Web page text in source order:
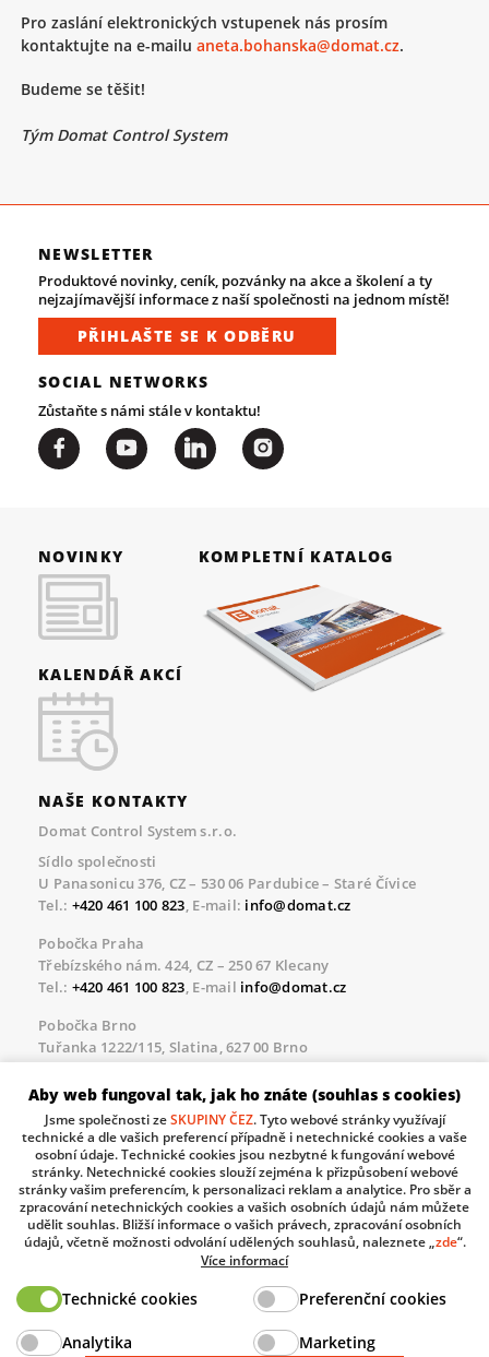
Pro zaslání elektronických vstupenek nás prosím
kontaktujte na e-mailu aneta.bohanska@domat.cz.
Budeme se těšit!
Tým Domat Control System
NEWSLETTER
Produktové novinky, ceník, pozvánky na akce a školení a ty
nejzajímavější informace z naší společnosti na jednom místě!
PŘIHLAŠTE SE K ODBĚRU
SOCIAL NETWORKS
Zůstaňte s námi stále v kontaktu!
NOVINKY
KALENDÁŘ AKCÍ
KOMPLETNÍ KATALOG
NAŠE KONTAKTY
Domat Control System s.r.o.
Sídlo společnosti
U Panasonicu 376, CZ – 530 06 Pardubice – Staré Čívice
Tel.: +420 461 100 823, E-mail: info@domat.cz
Pobočka Praha
Třebízského nám. 424, CZ – 250 67 Klecany
Tel.: +420 461 100 823, E-mail info@domat.cz
Pobočka Brno
Tuřanka 1222/115, Slatina, 627 00 Brno
Tel.:+420 461 100 823, E-mailinfo@domat.cz
Servisní linka pro námi realizované akce
Po – Pá 8.30 – 17.00
tel:+420 733 421 878, E-mailservis@domat.cz
Technická podpora:
Tel.:+420 461 100 666 , WhatsApp:+420 603 735 402
Informace o zpracovávaných osobních údajích.
Ministry of Industry and Trade of the Czech Republic
Aby web fungoval tak, jak ho znáte (souhlas s cookies)
Jsme společnosti zeSKUPINY ČEZ. Tyto webové stránky využívají
technické a dle vašich preferencí případně i netechnické cookies a vaše
osobní údaje. Technické cookies jsou nezbytné k fungování webové
stránky. Netechnické cookies slouží zejména k přizpůsobení webové
stránky vašim preferencím, k personalizaci reklam a analytice. Pro sběr a
zpracování netechnických cookies a vašich osobních údajů nám můžete
udělit souhlas. Bližší informace o vašich právech, zpracování osobních
údajů, včetně možnosti odvolání udělených souhlasů, naleznete „zde“.
Více informací
Technické cookies Preferenční cookies
Analytika Marketing